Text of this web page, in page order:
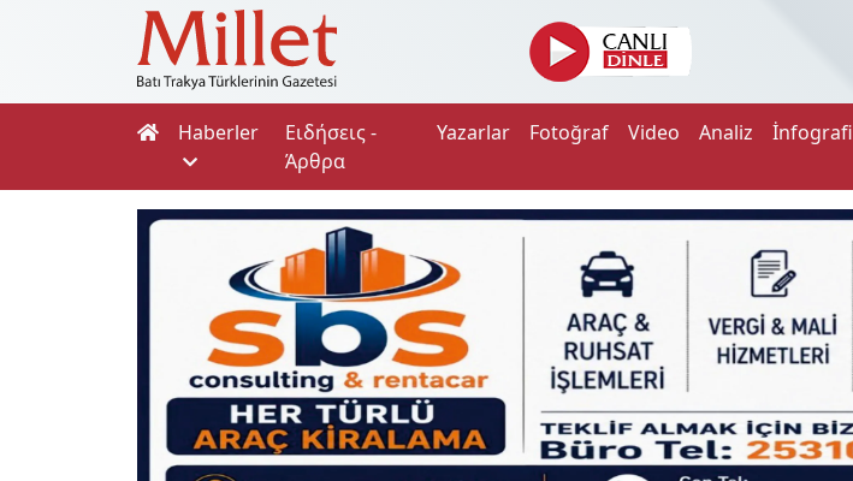
Haberler
Ειδήσεις -
Άρθρα
Yazarlar Fotoğraf Video Analiz